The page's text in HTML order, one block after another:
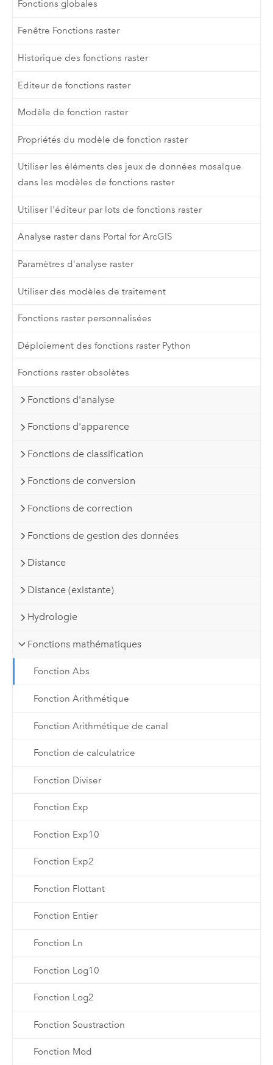
Fonctions globales
Fenêtre Fonctions raster
Historique des fonctions raster
Editeur de fonctions raster
Modèle de fonction raster
Propriétés du modèle de fonction raster
Utiliser les éléments des jeux de données mosaïque
dans les modèles de fonctions raster
Utiliser l'éditeur par lots de fonctions raster
Analyse raster dans Portal for ArcGIS
Paramètres d'analyse raster
Utiliser des modèles de traitement
Fonctions raster personnalisées
Déploiement des fonctions raster Python
Fonctions raster obsolètes
Fonctions d'analyse
Fonctions d'apparence
Fonctions de classification
Fonctions de conversion
Fonctions de correction
Fonctions de gestion des données
Distance
Distance (existante)
Hydrologie
Fonctions mathématiques
Fonction Abs
Fonction Arithmétique
Fonction Arithmétique de canal
Fonction de calculatrice
Fonction Diviser
Fonction Exp
Fonction Exp10
Fonction Exp2
Fonction Flottant
Fonction Entier
Fonction Ln
Fonction Log10
Fonction Log2
Fonction Soustraction
Fonction Mod